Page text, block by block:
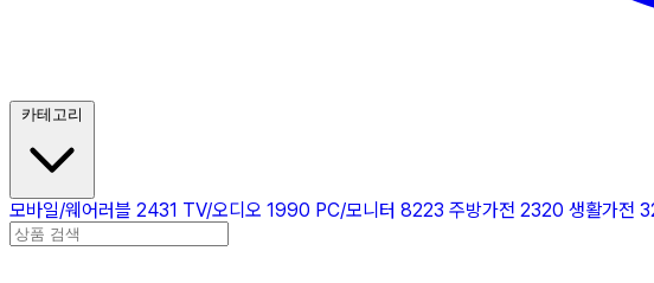
카테고리
모바일/웨어러블 2431 TV/오디오 1990 PC/모니터 8223 주방가전 2320 생활가전